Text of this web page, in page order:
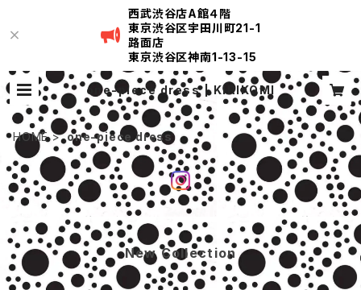
西武渋谷店A館４階
東京渋谷区宇田川町21-1
路面店
東京渋谷区神南1-13-15
one-piece dress | KIRIKOMI
HOME one-piece dress
New Collection